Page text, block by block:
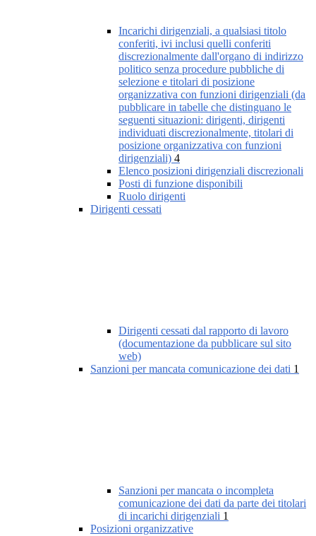
Incarichi dirigenziali, a qualsiasi titolo
conferiti, ivi inclusi quelli conferiti
discrezionalmente dall'organo di indirizzo
politico senza procedure pubbliche di
selezione e titolari di posizione
organizzativa con funzioni dirigenziali (da
pubblicare in tabelle che distinguano le
seguenti situazioni: dirigenti, dirigenti
individuati discrezionalmente, titolari di
posizione organizzativa con funzioni
dirigenziali) 4
Elenco posizioni dirigenziali discrezionali
Posti di funzione disponibili
Ruolo dirigenti
Dirigenti cessati
Dirigenti cessati dal rapporto di lavoro
(documentazione da pubblicare sul sito
web)
Sanzioni per mancata comunicazione dei dati 1
Sanzioni per mancata o incompleta
comunicazione dei dati da parte dei titolari
di incarichi dirigenziali 1
Posizioni organizzative